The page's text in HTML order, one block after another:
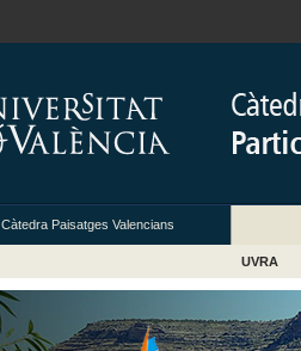
Càtedra Paisatges Valencians
UVRA